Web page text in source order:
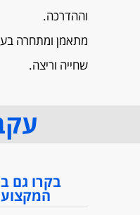
וההדרכה.
מתאמן ומתחרה
שחייה וריצה.
בקרו גם